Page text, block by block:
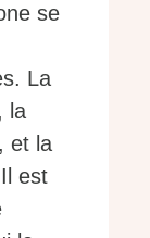
se
La
la
et la
est